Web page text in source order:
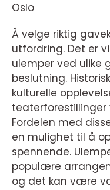
Oslo
Å velge riktig
utfordring. Det er
ulemper ved ulike
beslutning.
kulturelle
Fordelen med
en mulighet til å
spennende.
populære
og det kan være